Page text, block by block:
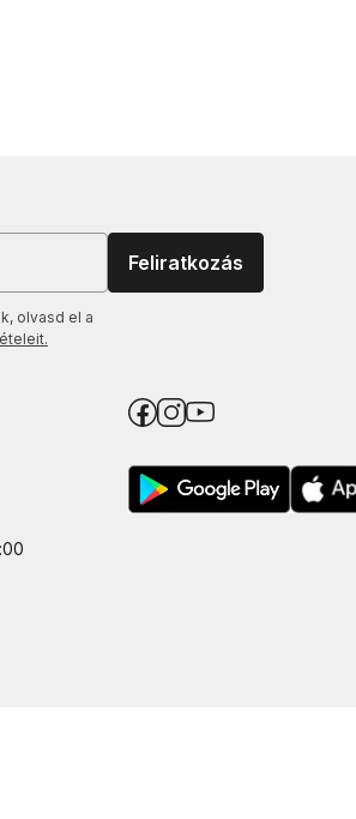
Feliratkozás
olvasd el a